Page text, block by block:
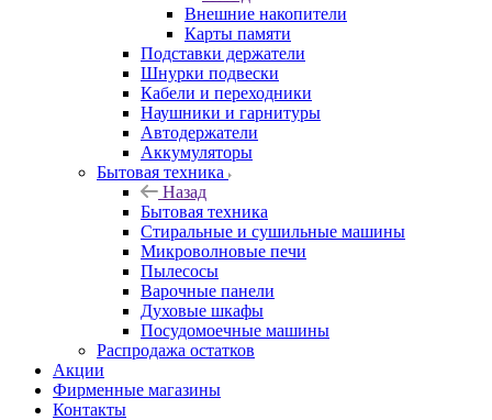
Внешние накопители
Карты памяти
Подставки держатели
Шнурки подвески
Кабели и переходники
Наушники и гарнитуры
Автодержатели
Аккумуляторы
Бытовая техника
Назад
Бытовая техника
Стиральные и сушильные машины
Микроволновые печи
Пылесосы
Варочные панели
Духовые шкафы
Посудомоечные машины
Распродажа остатков
Акции
Фирменные магазины
Контакты